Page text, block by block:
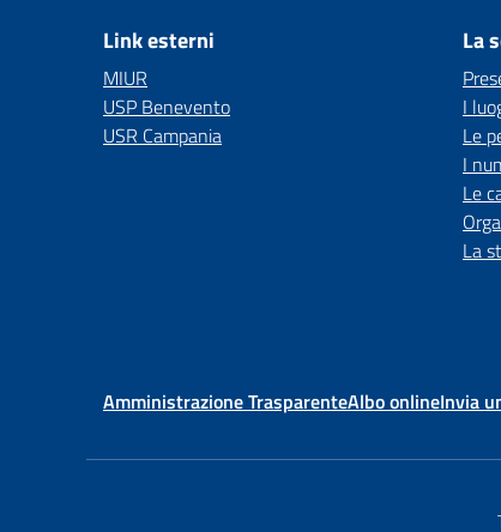
Link esterni
MIUR
USP Benevento
USR Campania
La
I
Le
I
Le
La
Amministrazione TrasparenteAlbo onlineInvia